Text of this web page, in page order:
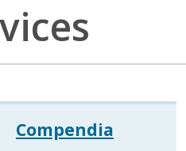
UPU
Compendia